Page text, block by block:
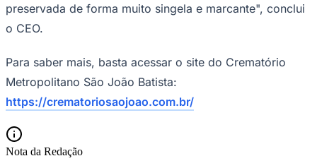
preservada de forma muito singela e marcante", conclui
o CEO.
Para saber mais, basta acessar o site do Crematório
Metropolitano São João Batista:
https://crematoriosaojoao.com.br/
Nota da Redação